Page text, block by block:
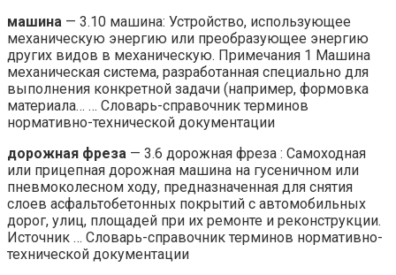
машина — 3.10 машина: Устройство, использующее
механическую энергию или преобразующее энергию
других видов в механическую. Примечания 1 Машина
механическая система, разработанная специально для
выполнения конкретной задачи (например, формовка
материала… … Словарь-справочник терминов
нормативно-технической документации
дорожная фреза — 3.6 дорожная фреза : Самоходная
или прицепная дорожная машина на гусеничном или
пневмоколесном ходу, предназначенная для снятия
слоев асфальтобетонных покрытий с автомобильных
дорог, улиц, площадей при их ремонте и реконструкции.
Источник … Словарь-справочник терминов нормативно-
технической документации